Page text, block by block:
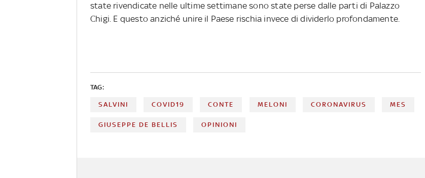
state rivendicate nelle ultime settimane sono state perse dalle parti di Palazzo
Chigi. E questo anziché unire il Paese rischia invece di dividerlo profondamente.
TAG:
SALVINI COVID19 CONTE MELONI CORONAVIRUS MES
GIUSEPPE DE BELLIS OPINIONI